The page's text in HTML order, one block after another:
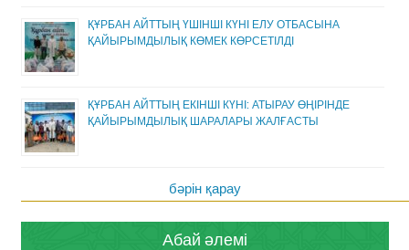
ҚҰРБАН АЙТТЫҢ ҮШІНШІ КҮНІ ЕЛУ ОТБАСЫНА
ҚАЙЫРЫМДЫЛЫҚ КӨМЕК КӨРСЕТІЛДІ
ҚҰРБАН АЙТТЫҢ ЕКІНШІ КҮНІ: АТЫРАУ ӨҢІРІНДЕ
ҚАЙЫРЫМДЫЛЫҚ ШАРАЛАРЫ ЖАЛҒАСТЫ
бәрін қарау
Абай әлемі